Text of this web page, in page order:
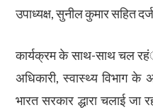
उपाध्यक्ष, सुनील कुमार सहित
कार्यक्रम के साथ-साथ चल रहंे
अधिकारी, स्वास्थ्य विभाग के
भारत सरकार द्धारा चलाई जा